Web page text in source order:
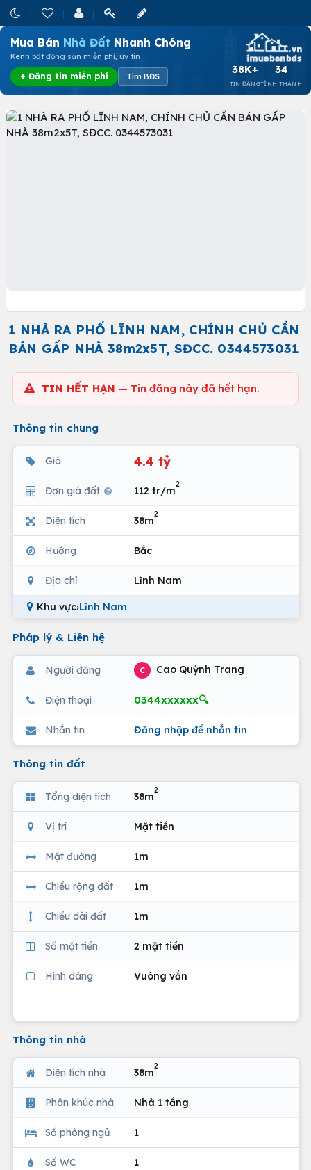
Mua Bán Nhà Đất Nhanh Chóng
Kênh bất động sản miễn phí, uy tín
+ Đăng tin miễn phí Tìm BĐS
38K+
TIN ĐĂNG
34
TỈNH THÀNH
1 NHÀ RA PHỐ LĨNH NAM, CHÍNH CHỦ CẦN
BÁN GẤP NHÀ 38m2x5T, SĐCC. 0344573031
TIN HẾT HẠN — Tin đăng này đã hết hạn.
Thông tin chung
Giá 4.4 tỷ
Đơn giá đất 112 tr/m
2
Diện tích 38m
2
Hướng Bắc
Địa chỉ Lĩnh Nam
Khu vực›Lĩnh Nam
Pháp lý & Liên hệ
Người đăng C Cao Quỳnh Trang
Điện thoại 0344xxxxxx🔍
Nhắn tin Đăng nhập để nhắn tin
Thông tin đất
Tổng diện tích 38m
2
Vị trí Mặt tiền
Mặt đường 1m
Chiều rộng đất 1m
Chiều dài đất 1m
Số mặt tiền 2 mặt tiền
Hình dáng Vuông vắn
Thông tin nhà
Diện tích nhà 38m
2
Phân khúc nhà Nhà 1 tầng
Số phòng ngủ 1
Số WC 1